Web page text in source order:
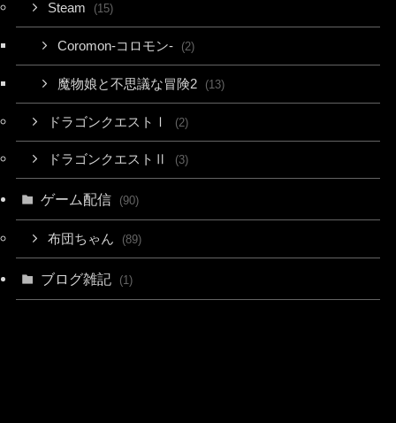
Steam (15)
Coromon-コロモン- (2)
魔物娘と不思議な冒険2 (13)
ドラゴンクエストⅠ (2)
ドラゴンクエストⅡ (3)
ゲーム配信 (90)
布団ちゃん (89)
ブログ雑記 (1)